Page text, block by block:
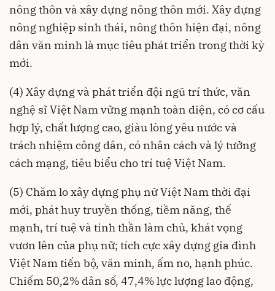
nông thôn và xây dựng nông thôn mới. Xây dựng
nông nghiệp sinh thái, nông thôn hiện đại, nông
dân văn minh là mục tiêu phát triển trong thời kỳ
mới.
(4) Xây dựng và phát triển đội ngũ trí thức, văn
nghệ sĩ Việt Nam vững mạnh toàn diện, có cơ cấu
hợp lý, chất lượng cao, giàu lòng yêu nước và
trách nhiệm công dân, có nhân cách và lý tưởng
cách mạng, tiêu biểu cho trí tuệ Việt Nam.
(5) Chăm lo xây dựng phụ nữ Việt Nam thời đại
mới, phát huy truyền thống, tiềm năng, thế
mạnh, trí tuệ và tinh thần làm chủ, khát vọng
vươn lên của phụ nữ; tích cực xây dựng gia đình
Việt Nam tiến bộ, văn minh, ấm no, hạnh phúc.
Chiếm 50,2% dân số, 47,4% lực lượng lao động,